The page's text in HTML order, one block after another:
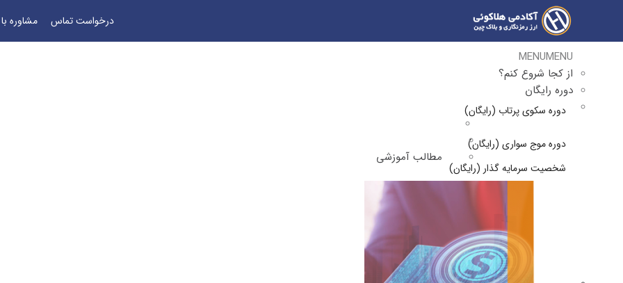
درخواست تماس مشاوره
MENUMENU
از کجا شروع کنم؟
دوره رایگان
دوره سکوی پرتاب (رایگان)
دوره موج سواری (رایگان)
شخصیت سرمایه گذار (رایگان)
مطالب آموزشی